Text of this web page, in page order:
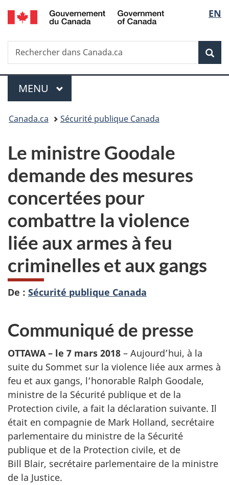
Passer
au
principal
Passer
à
Au
du
Passer
à
version
simplifiée
de
la
EN
Recherche
Rechercher
dans
Menu
MENU PRINCIPAL
Vous
ici :
Canada.ca Sécurité publique Canada
Le ministre Goodale
demande des mesures
concertées pour
combattre la violence
liée aux armes à feu
criminelles et aux gangs
De : Sécurité publique Canada
Communiqué de presse
OTTAWA – le 7 mars 2018 – Aujourd’hui, à la
suite du Sommet sur la violence liée aux armes à
feu et aux gangs, l’honorable Ralph Goodale,
ministre de la Sécurité publique et de la
Protection civile, a fait la déclaration suivante. Il
était en compagnie de Mark Holland, secrétaire
parlementaire du ministre de la Sécurité
publique et de la Protection civile, et de
Bill Blair, secrétaire parlementaire de la ministre
de la Justice.